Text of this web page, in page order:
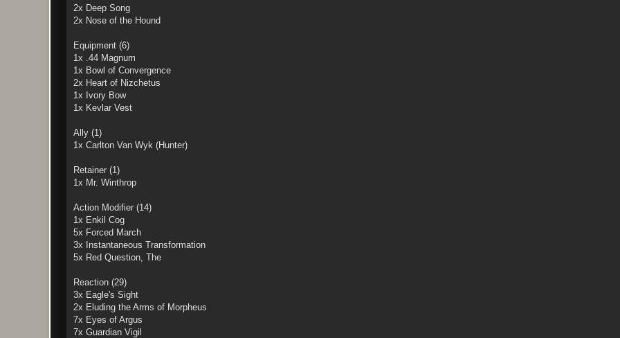
2x Deep Song
2x Nose of the Hound
Equipment (6)
1x .44 Magnum
1x Bowl of Convergence
2x Heart of Nizchetus
1x Ivory Bow
1x Kevlar Vest
Ally (1)
1x Carlton Van Wyk (Hunter)
Retainer (1)
1x Mr. Winthrop
Action Modifier (14)
1x Enkil Cog
5x Forced March
3x Instantaneous Transformation
5x Red Question, The
Reaction (29)
3x Eagle's Sight
2x Eluding the Arms of Morpheus
7x Eyes of Argus
7x Guardian Vigil